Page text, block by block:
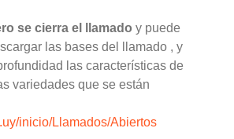
se cierra el llamadoy puede
las bases del llamado , y
las características de
variedades que se están
inicio/Llamados/Abiertos